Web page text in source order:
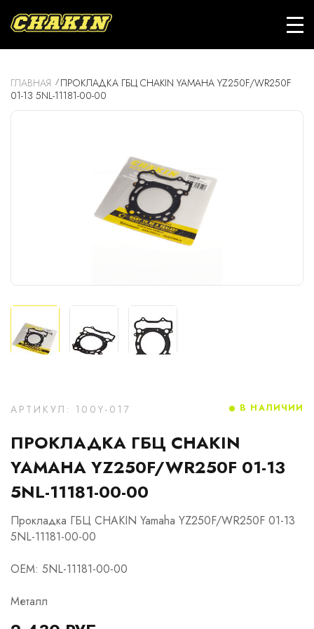
ГЛАВНАЯ
ПРОКЛАДКА ГБЦ CHAKIN YAMAHA YZ250F/WR250F
01-13 5NL-11181-00-00
АРТИКУЛ: 100Y-017
ПРОКЛАДКА ГБЦ CHAKIN
YAMAHA YZ250F/WR250F 01-13
5NL-11181-00-00
Прокладка ГБЦ CHAKIN Yamaha YZ250F/WR250F 01-13
5NL-11181-00-00
OEM: 5NL-11181-00-00
Металл
В НАЛИЧИИ